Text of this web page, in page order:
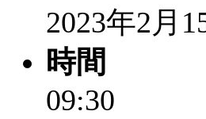
2023年2月
時間
09:30